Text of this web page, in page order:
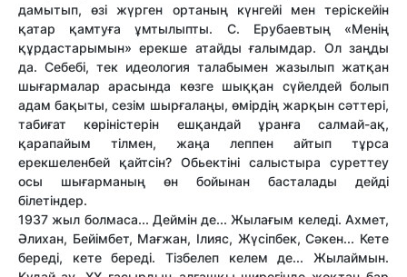
дамытып, өзі жүрген ортаның күнгейі мен теріскейін
қатар қамтуға ұмтылыпты. С. Ерубаевтың «Менің
құрдастарымын» ерекше атайды ғалымдар. Ол заңды
да. Себебі, тек идеология талабымен жазылып жатқан
шығармалар арасында көзге шыққан сүйелдей болып
адам бақыты, сезім шырғалаңы, өмірдің жарқын сәттері,
табиғат көріністерін ешқандай ұранға салмай-ақ,
қарапайым тілмен, жаңа леппен айтып тұрса
ерекшеленбей қайтсін? Обьектіні салыстыра суреттеу
осы шығарманың өн бойынан басталады дейді
білетіндер.
1937 жыл болмаса... Деймін де... Жылағым келеді. Ахмет,
Әлихан, Бейімбет, Мағжан, Ілияс, Жүсіпбек, Сәкен... Кете
береді, кете береді. Тізбелеп келем де... Жылаймын.